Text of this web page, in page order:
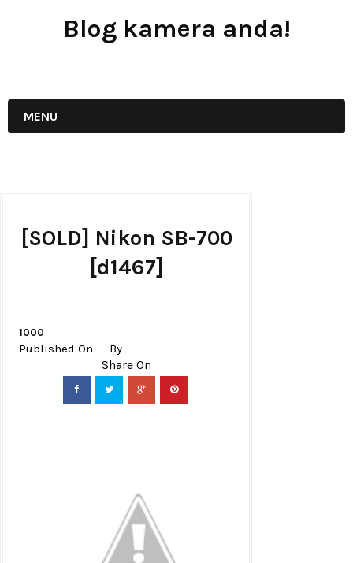
Blog kamera anda!
MENU
[SOLD] Nikon SB-700
[d1467]
1000
Published On By